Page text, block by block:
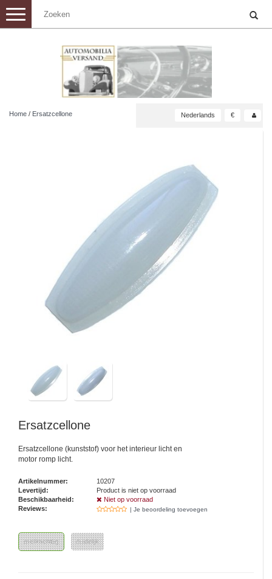
Toggle
navigation
Home / Ersatzcellone Nederlands €
Ersatzcellone
Ersatzcellone (kunststof) voor het interieur licht en
motor romp licht.
Artikelnummer:
10207
Levertijd:
Product is niet op voorraad
Beschikbaarheid:
Niet op voorraad
Reviews:
| Je beoordeling toevoegen
melkachtig duidelijk